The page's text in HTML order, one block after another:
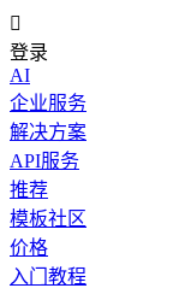

登录
AI
企业服务
解决方案
API服务
推荐
模板社区
价格
入门教程